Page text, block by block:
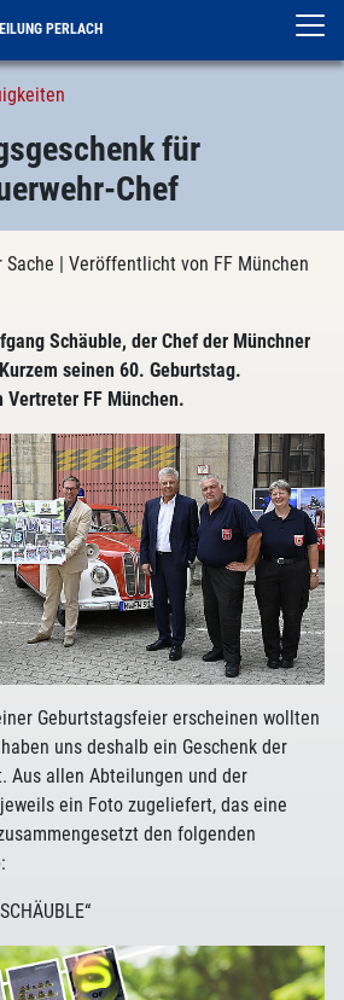
PERLACH
für
Chef
Sache | Veröffentlicht von FF München
Schäuble, der Chef der Münchner
seinen 60. Geburtstag.
Vertreter FF München.
Geburtstagsfeier erscheinen wollten
uns deshalb ein Geschenk der
Aus allen Abteilungen und der
ein Foto zugeliefert, das eine
den folgenden